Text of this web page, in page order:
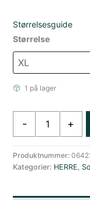
Størrelsesguide
Størrelse
1 på lager
-
Life
Crew
With
+
Produktnummer:
Kategorier: HERRE,